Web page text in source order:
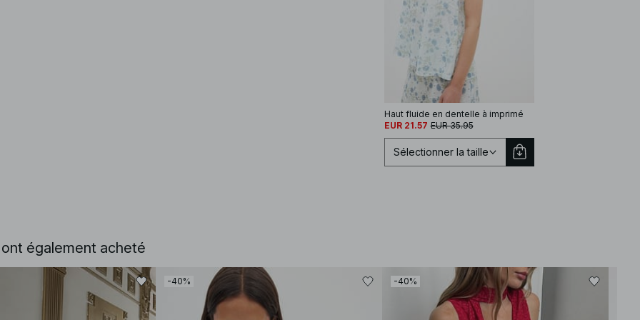
Haut fluide en dentelle à imprimé
EUR 21.57 EUR 35.95
XS
Sélectionner la taille
également acheté
-40% -40%